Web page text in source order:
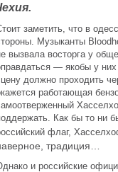
заметить, что в
Музыканты
вызвала восторга у
— якобы у
должно проходить
работающая
Как бы то ни
флаг,
традиция…
и российские